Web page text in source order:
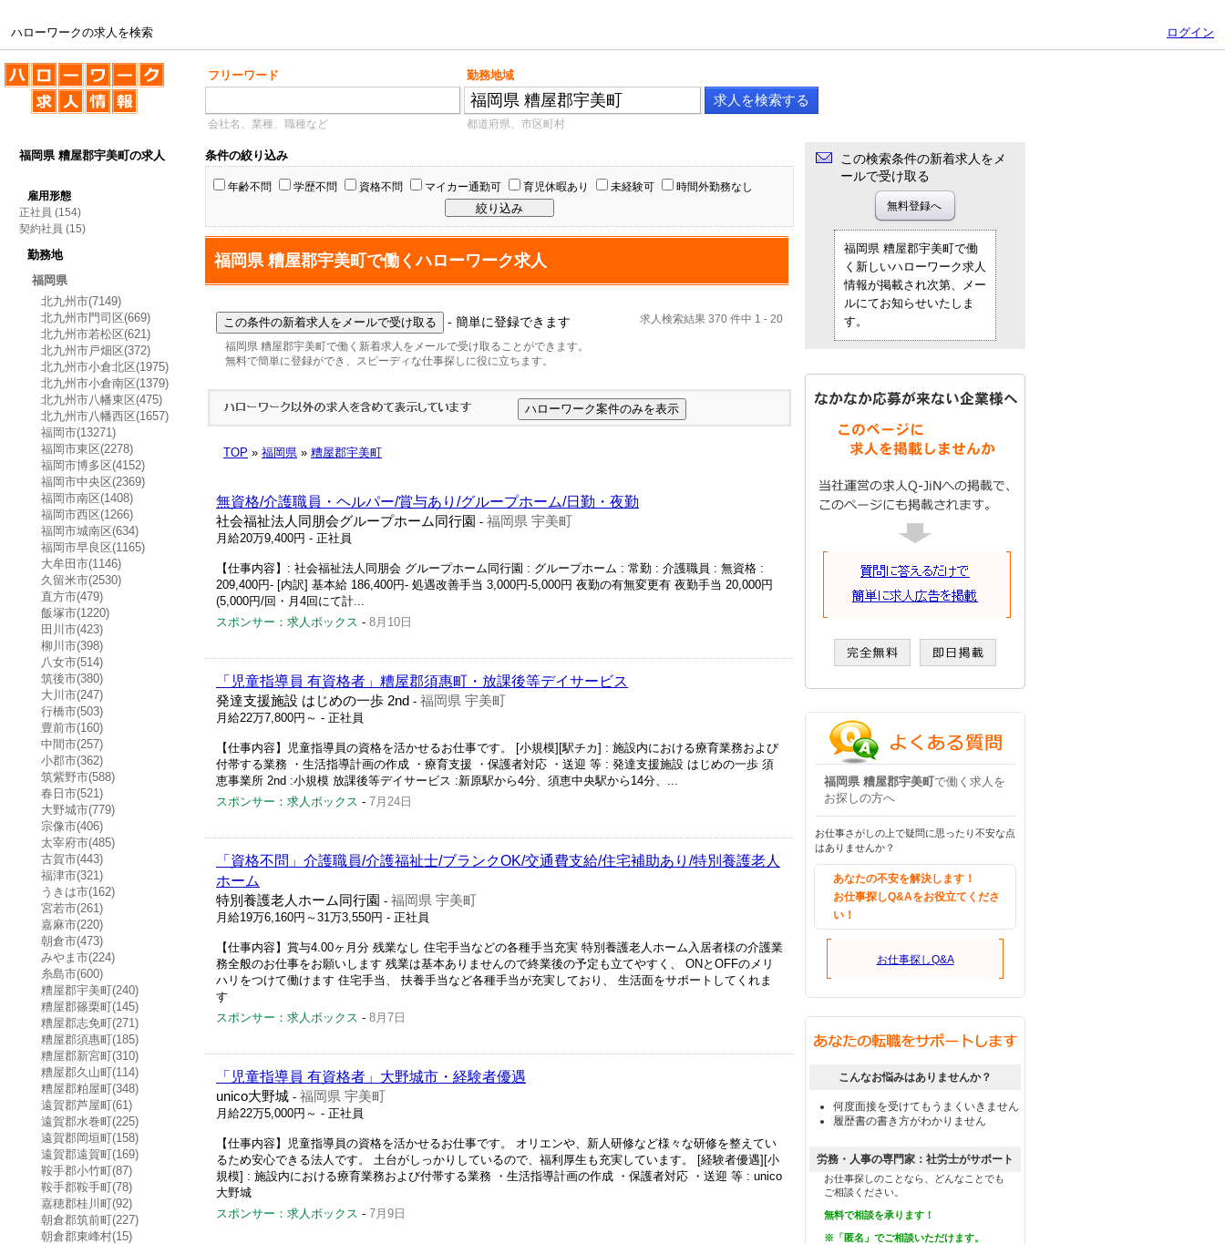
ハローワークの求人を検索 ログイン
ハローワークの求人を検索 フリーワード 勤務地域
会社名、業種、職種など 都道府県、市区町村
福岡県 糟屋郡宇美町の求人
雇用形態
正社員 (154)
契約社員 (15)
勤務地
福岡県
北九州市(7149)
北九州市門司区(669)
北九州市若松区(621)
北九州市戸畑区(372)
北九州市小倉北区(1975)
北九州市小倉南区(1379)
北九州市八幡東区(475)
北九州市八幡西区(1657)
福岡市(13271)
福岡市東区(2278)
福岡市博多区(4152)
福岡市中央区(2369)
福岡市南区(1408)
福岡市西区(1266)
福岡市城南区(634)
福岡市早良区(1165)
大牟田市(1146)
久留米市(2530)
直方市(479)
飯塚市(1220)
田川市(423)
柳川市(398)
八女市(514)
筑後市(380)
大川市(247)
行橋市(503)
豊前市(160)
中間市(257)
小郡市(362)
筑紫野市(588)
春日市(521)
大野城市(779)
宗像市(406)
太宰府市(485)
古賀市(443)
福津市(321)
うきは市(162)
宮若市(261)
嘉麻市(220)
朝倉市(473)
みやま市(224)
糸島市(600)
糟屋郡宇美町(240)
糟屋郡篠栗町(145)
糟屋郡志免町(271)
糟屋郡須惠町(185)
糟屋郡新宮町(310)
糟屋郡久山町(114)
糟屋郡粕屋町(348)
遠賀郡芦屋町(61)
遠賀郡水巻町(225)
遠賀郡岡垣町(158)
遠賀郡遠賀町(169)
鞍手郡小竹町(87)
鞍手郡鞍手町(78)
嘉穂郡桂川町(92)
朝倉郡筑前町(227)
朝倉郡東峰村(15)
条件の絞り込み
年齢不問 学歴不問 資格不問 マイカー通勤可 育児休暇あり 未経験可 時間外勤務なし
福岡県 糟屋郡宇美町で働くハローワーク求人
求人検索結果 370 件中 1 - 20
- 簡単に登録できます
福岡県 糟屋郡宇美町で働く新着求人をメールで受け取ることができます。
無料で簡単に登録ができ、スピーディな仕事探しに役に立ちます。
TOP » 福岡県 » 糟屋郡宇美町
無資格/介護職員・ヘルパー/賞与あり/グループホーム/日勤・夜勤
社会福祉法人同朋会グループホーム同行園 - 福岡県 宇美町
月給20万9,400円 - 正社員
【仕事内容】: 社会福祉法人同朋会 グループホーム同行園 : グループホーム : 常勤 : 介護職員 : 無資格 :
209,400円‐ [内訳] 基本給 186,400円‐ 処遇改善手当 3,000円‐5,000円 夜勤の有無変更有 夜勤手当 20,000円
(5,000円/回・月4回にて計...
スポンサー：求人ボックス - 8月10日
「児童指導員 有資格者」糟屋郡須惠町・放課後等デイサービス
発達支援施設 はじめの一歩 2nd - 福岡県 宇美町
月給22万7,800円～ - 正社員
【仕事内容】児童指導員の資格を活かせるお仕事です。 [小規模][駅チカ] : 施設内における療育業務および
付帯する業務 ・生活指導計画の作成 ・療育支援 ・保護者対応 ・送迎 等 : 発達支援施設 はじめの一歩 須
恵事業所 2nd :小規模 放課後等デイサービス :新原駅から4分、須恵中央駅から14分、...
スポンサー：求人ボックス - 7月24日
「資格不問」介護職員/介護福祉士/ブランクOK/交通費支給/住宅補助あり/特別養護老人
ホーム
特別養護老人ホーム同行園 - 福岡県 宇美町
月給19万6,160円～31万3,550円 - 正社員
【仕事内容】賞与4.00ヶ月分 残業なし 住宅手当などの各種手当充実 特別養護老人ホーム入居者様の介護業
務全般のお仕事をお願いします 残業は基本ありませんので終業後の予定も立てやすく、 ONとOFFのメリ
ハリをつけて働けます 住宅手当、 扶養手当など各種手当が充実しており、 生活面をサポートしてくれま
す
スポンサー：求人ボックス - 8月7日
「児童指導員 有資格者」大野城市・経験者優遇
unico大野城 - 福岡県 宇美町
月給22万5,000円～ - 正社員
【仕事内容】児童指導員の資格を活かせるお仕事です。 オリエンや、新人研修など様々な研修を整えてい
るため安心できる法人です。 土台がしっかりしているので、福利厚生も充実しています。 [経験者優遇][小
規模] : 施設内における療育業務および付帯する業務 ・生活指導計画の作成 ・保護者対応 ・送迎 等 : unico
大野城
スポンサー：求人ボックス - 7月9日
この検索条件の新着求人をメ
ールで受け取る
福岡県 糟屋郡宇美町で働
く新しいハローワーク求人
情報が掲載され次第、メー
ルにてお知らせいたしま
す。
福岡県 糟屋郡宇美町で働く求人を
お探しの方へ
お仕事さがしの上で疑問に思ったり不安な点
はありませんか？
あなたの不安を解決します！
お仕事探しQ&Aをお役立てくださ
い！
お仕事探しQ&A
こんなお悩みはありませんか？
何度面接を受けてもうまくいきません
履歴書の書き方がわかりません
労務・人事の専門家：社労士がサポート
お仕事探しのことなら、どんなことでも
ご相談ください。
無料で相談を承ります！
※「匿名」でご相談いただけます。